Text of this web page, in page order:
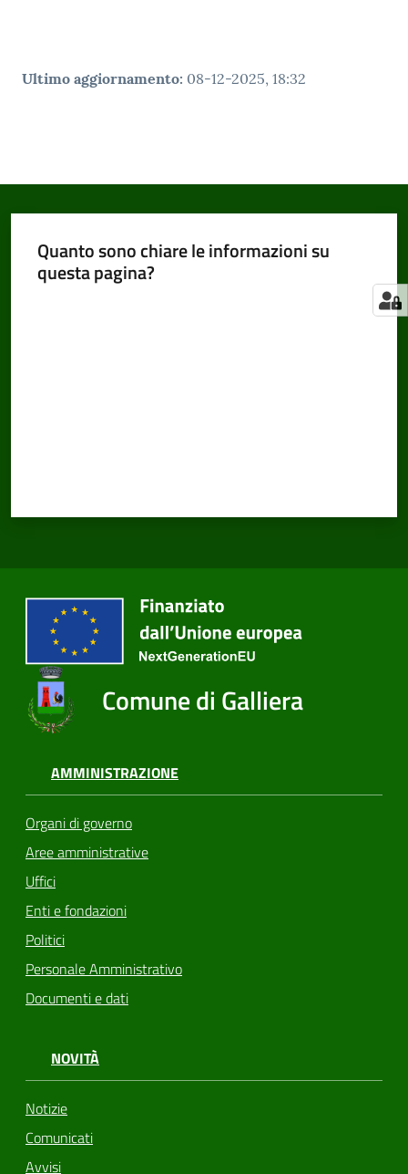
Ultimo aggiornamento: 08-12-2025, 18:32
Quanto sono chiare le informazioni su
questa pagina?
Comune di Galliera
AMMINISTRAZIONE
Organi di governo
Aree amministrative
Uffici
Enti e fondazioni
Politici
Personale Amministrativo
Documenti e dati
NOVITÀ
Notizie
Comunicati
Avvisi